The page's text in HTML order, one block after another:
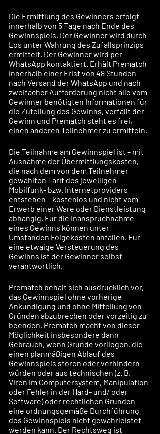
Die Ermittlung des Gewinners erfolgt
innerhalb von 5 Tage nach Ende des
Gewinnspiels. Der Gewinner wird durch
Los unter Wahrung des Zufallsprinzips
ermittelt. Der Gewinner wird per
WhatsApp kontaktiert. Erhält Prematch
innerhalb einer Frist von 48 Stunden
nach Versand der WhatsApp und nach
zweifacher Aufforderung nicht alle vom
Gewinner benötigten Informationen für
die Zuteilung des Gewinns, verfällt der
Gewinn und Prematch steht es frei,
einen anderen Teilnehmer zu ermitteln.
Die Teilnahme am Gewinnspiel ist – mit
Ausnahme der Übermittlungskosten,
die nach dem von dem Teilnehmer
gewählten Tarif des jeweiligen
Mobilfunk- bzw. Internetproviders
entstehen – kostenlos und nicht vom
Erwerb einer Ware oder Dienstleistung
abhängig. Für die Inanspruchnahme
eines Gewinns können unter
Umständen Folgekosten anfallen. Für
eine etwaige Versteuerung des
Gewinns ist der Gewinner selbst
verantwortlich.
Prematch behält sich ausdrücklich vor,
das Gewinnspiel ohne vorherige
Ankündigung und ohne Mitteilung von
Gründen abzubrechen oder vorzeitig zu
beenden. Prematch macht von dieser
Möglichkeit insbesondere dann
Gebrauch, wenn Gründe vorliegen, die
einen planmäßigen Ablauf des
Gewinnspiels stören oder verhindern
würden oder aus technischen (z. B.
Viren im Computersystem, Manipulation
oder Fehler in der Hard- und/ oder
Software) oder rechtlichen Gründen
eine ordnungsgemäße Durchführung
des Gewinnspiels nicht gewährleistet
werden kann. Der Rechtsweg ist